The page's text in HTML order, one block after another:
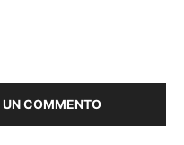
UN COMMENTO